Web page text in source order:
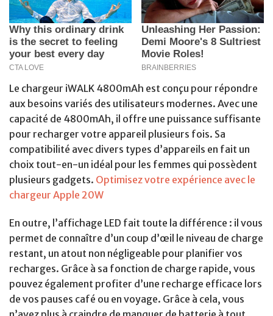
Le chargeur iWALK 4800mAh est conçu pour répondre
aux besoins variés des utilisateurs modernes. Avec une
capacité de 4800mAh, il offre une puissance suffisante
pour recharger votre appareil plusieurs fois. Sa
compatibilité avec divers types d’appareils en fait un
choix tout-en-un idéal pour les femmes qui possèdent
plusieurs gadgets. Optimisez votre expérience avec le
chargeur Apple 20W
En outre, l’affichage LED fait toute la différence : il vous
permet de connaître d’un coup d’œil le niveau de charge
restant, un atout non négligeable pour planifier vos
recharges. Grâce à sa fonction de charge rapide, vous
pouvez également profiter d’une recharge efficace lors
de vos pauses café ou en voyage. Grâce à cela, vous